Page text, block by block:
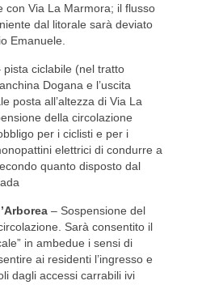
con Via La Marmora; il flusso
dal litorale sarà deviato
Emanuele.
pista ciclabile (nel tratto
Dogana e l’uscita
posta all’altezza di Via La
della circolazione
per i ciclisti e per i
elettrici di condurre a
quanto disposto dal
– Sospensione del
Sarà consentito il
in ambedue i sensi di
ai residenti l’ingresso e
dagli accessi carrabili ivi